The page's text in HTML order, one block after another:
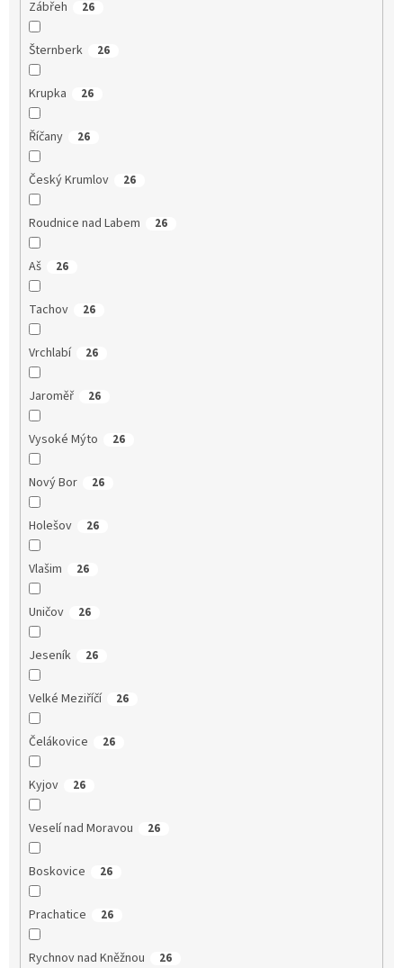
Zábřeh 26
Šternberk 26
Krupka 26
Říčany 26
Český Krumlov 26
Roudnice nad Labem 26
Aš 26
Tachov 26
Vrchlabí 26
Jaroměř 26
Vysoké Mýto 26
Nový Bor 26
Holešov 26
Vlašim 26
Uničov 26
Jeseník 26
Velké Meziříčí 26
Čelákovice 26
Kyjov 26
Veselí nad Moravou 26
Boskovice 26
Prachatice 26
Rychnov nad Kněžnou 26